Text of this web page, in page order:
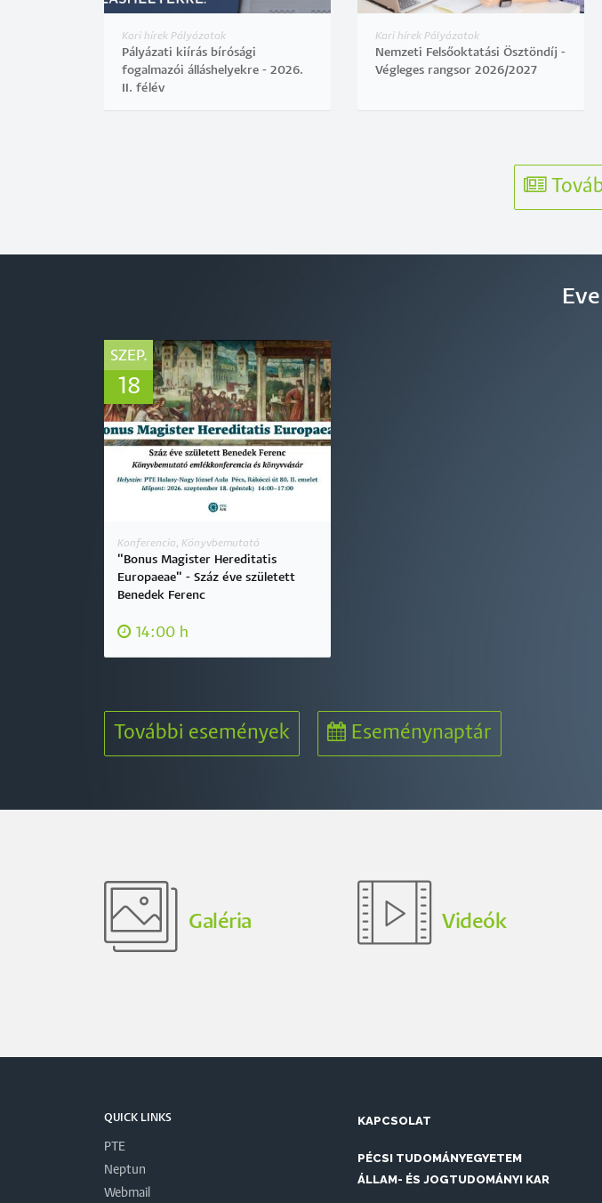
Kari hírek Pályázatok
Pályázati kiírás bírósági
fogalmazói álláshelyekre - 2026.
II. félév
Kari hírek Pályázatok
Nemzeti Felsőoktatási Ösztöndíj -
Végleges rangsor 2026/2027
SZEP.
18
Konferencia, Könyvbemutató
"Bonus Magister Hereditatis
Europaeae" - Száz éve született
Benedek Ferenc
14:00 h
További események Eseménynaptár
Galéria Videók
QUICK LINKS
PTE
Neptun
Webmail
KAPCSOLAT
PÉCSI TUDOMÁNYEGYETEM
ÁLLAM- ÉS JOGTUDOMÁNYI KAR